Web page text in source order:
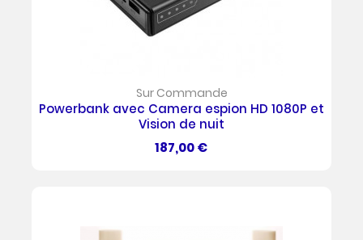
Sur Commande
Powerbank avec Camera espion HD 1080P et
Vision de nuit
Prix
187,00 €